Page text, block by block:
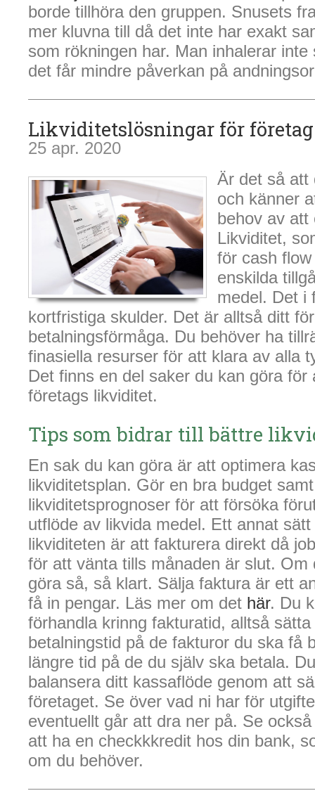
borde tillhöra den gruppen. Snusets
mer kluvna till då det inte har exakt
som rökningen har. Man inhalerar
det får mindre påverkan på
Likviditetslösningar för företag
25 apr. 2020
Är det så att
och känner
behov av att
Likviditet,
för cash
enskilda
medel. Det i
kortfristiga skulder. Det är alltså ditt
betalningsförmåga. Du behöver ha
finasiella resurser för att klara av alla
Det finns en del saker du kan göra för
företags likviditet.
Tips som bidrar till bättre
En sak du kan göra är att optimera
likviditetsplan. Gör en bra budget
likviditetsprognoser för att försöka
utflöde av likvida medel. Ett annat
likviditeten är att fakturera direkt då
för att vänta tills månaden är slut. Om
göra så, så klart. Sälja faktura är ett
få in pengar. Läs mer om det här. Du
förhandla krinng fakturatid, alltså
betalningstid på de fakturor du ska få
längre tid på de du själv ska betala.
balansera ditt kassaflöde genom att
företaget. Se över vad ni har för
eventuellt går att dra ner på. Se
att ha en checkkkredit hos din bank,
om du behöver.